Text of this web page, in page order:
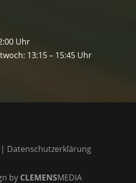
Uhr
13:15 – 15:45 Uhr
| Datenschutzerklärung
by CLEMENSMEDIA